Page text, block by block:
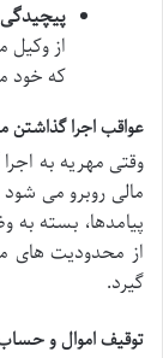
از
که خود
عواقب اجرا گذاشتن
وقتی مهریه به
مالی روبرو می شود
پیامدها، بسته
از محدودیت های
گیرد.
توقیف اموال و